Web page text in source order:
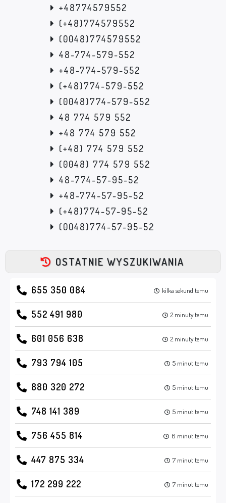
+48774579552
(+48)774579552
(0048)774579552
48-774-579-552
+48-774-579-552
(+48)774-579-552
(0048)774-579-552
48 774 579 552
+48 774 579 552
(+48) 774 579 552
(0048) 774 579 552
48-774-57-95-52
+48-774-57-95-52
(+48)774-57-95-52
(0048)774-57-95-52
OSTATNIE WYSZUKIWANIA
655 350 084 kilka sekund temu
552 491 980 2 minuty temu
601 056 638 2 minuty temu
793 794 105 5 minut temu
880 320 272 5 minut temu
748 141 389 5 minut temu
756 455 814 6 minut temu
447 875 334 7 minut temu
172 299 222 7 minut temu